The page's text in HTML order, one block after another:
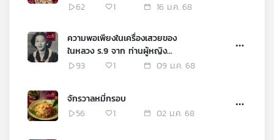
62
1 16 ม.ค. 68
ความพอเพียงในเครื่องเสวยของ
ในหลวง ร.9 จาก ท่านผู้หญิง
ประสานสุข ตันติเวชกุล
93 1 09 ม.ค. 68
จักรวาลหมี่กรอบ
56
1 02 ม.ค. 68